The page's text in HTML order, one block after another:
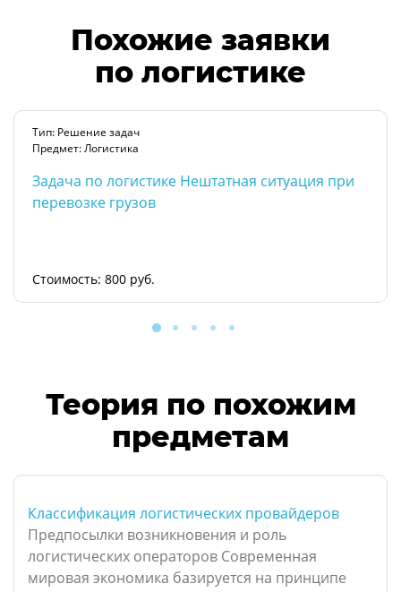
Похожие заявки
по логистике
Тип: Решение задач
Предмет: Логистика
Задача по логистике Нештатная ситуация при
перевозке грузов
Стоимость: 800 руб.
Теория по похожим
предметам
Классификация логистических провайдеров
Предпосылки возникновения и роль
логистических операторов Современная
мировая экономика базируется на принципе